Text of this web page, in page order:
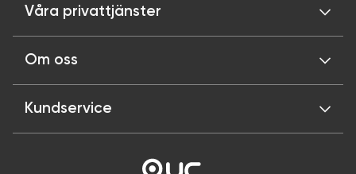
Våra privattjänster
Om oss
Kundservice